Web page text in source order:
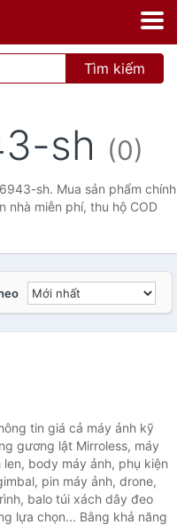
Tìm kiếm
sh (0)
sh. Mua sản phẩm chính
nhà miễn phí, thu hộ COD
tin giá cả máy ảnh kỹ
gương lật Mirroless, máy
body máy ảnh, phụ kiện
pin máy ảnh, drone,
balo túi xách dây đeo
lựa chọn... Bằng khả năng